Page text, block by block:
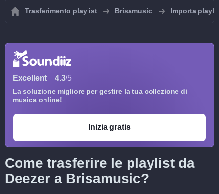
Trasferimento playlist Brisamusic Importa
Excellent 4.3/5
La soluzione migliore per gestire la tua collezione di
musica online!
Inizia gratis
Come trasferire le playlist da
Deezer a Brisamusic?